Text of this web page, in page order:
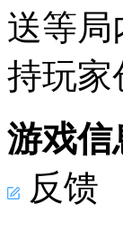
送等局
持玩家
游戏信
反馈